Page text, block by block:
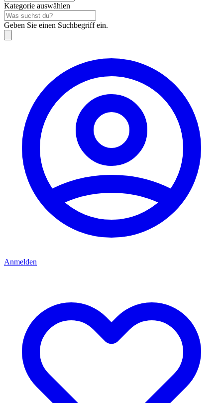
Kategorie auswählen
Geben Sie einen Suchbegriff ein.
Anmelden